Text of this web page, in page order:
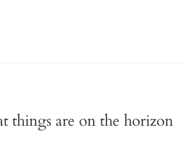
things are on the horizon